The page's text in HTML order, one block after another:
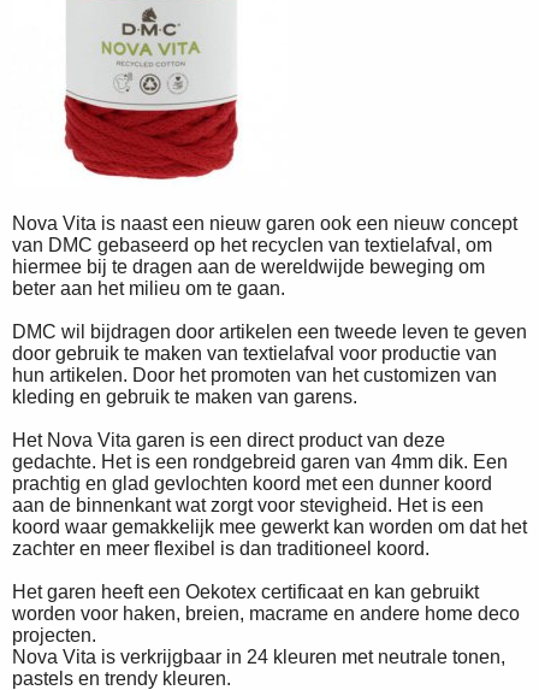
Nova Vita is naast een nieuw garen ook een nieuw concept
van DMC gebaseerd op het recyclen van textielafval, om
hiermee bij te dragen aan de wereldwijde beweging om
beter aan het milieu om te gaan.
DMC wil bijdragen door artikelen een tweede leven te geven
door gebruik te maken van textielafval voor productie van
hun artikelen. Door het promoten van het customizen van
kleding en gebruik te maken van garens.
Het Nova Vita garen is een direct product van deze
gedachte. Het is een rondgebreid garen van 4mm dik. Een
prachtig en glad gevlochten koord met een dunner koord
aan de binnenkant wat zorgt voor stevigheid. Het is een
koord waar gemakkelijk mee gewerkt kan worden om dat het
zachter en meer flexibel is dan traditioneel koord.
Het garen heeft een Oekotex certificaat en kan gebruikt
worden voor haken, breien, macrame en andere home deco
projecten.
Nova Vita is verkrijgbaar in 24 kleuren met neutrale tonen,
pastels en trendy kleuren.